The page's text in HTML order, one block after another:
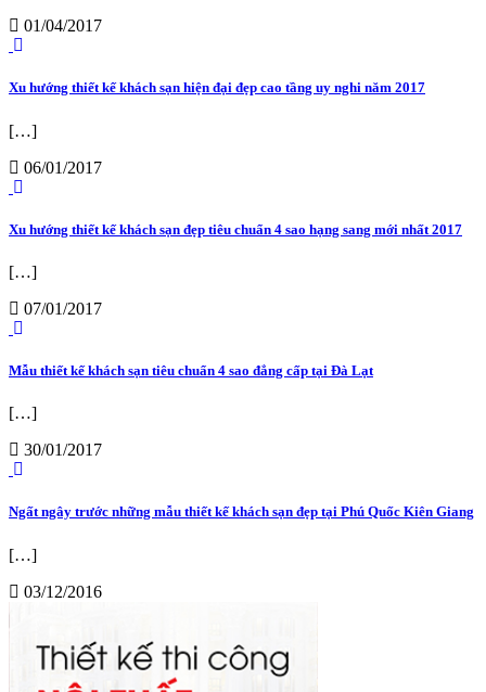
01/04/2017
Xu hướng thiết kế khách sạn hiện đại đẹp cao tầng uy nghi năm 2017
[…]
06/01/2017
Xu hướng thiết kế khách sạn đẹp tiêu chuẩn 4 sao hạng sang mới nhất 2017
[…]
07/01/2017
Mẫu thiết kế khách sạn tiêu chuẩn 4 sao đẳng cấp tại Đà Lạt
[…]
30/01/2017
Ngất ngây trước những mẫu thiết kế khách sạn đẹp tại Phú Quốc Kiên Giang
[…]
03/12/2016